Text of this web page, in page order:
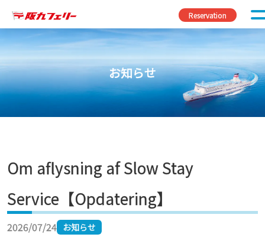
Reservation
お知らせ
Om aflysning af Slow Stay
Service【Opdatering】
2026/07/24 お知らせ